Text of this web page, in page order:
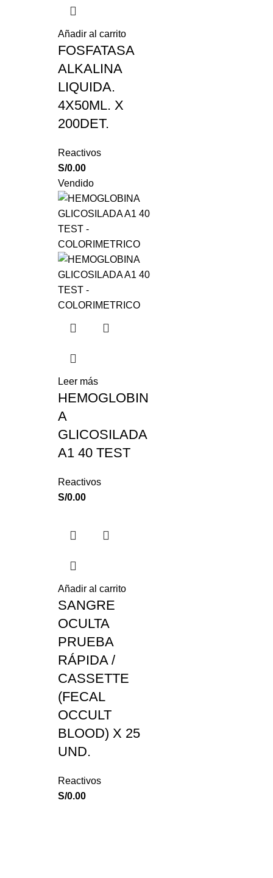
Añadir al carrito
FOSFATASA
ALKALINA
LIQUIDA.
4X50ML. X
200DET.
Reactivos
S/0.00
Vendido
Leer más
HEMOGLOBIN
A
GLICOSILADA
A1 40 TEST
Reactivos
S/0.00
Añadir al carrito
SANGRE
OCULTA
PRUEBA
RÁPIDA /
CASSETTE
(FECAL
OCCULT
BLOOD) X 25
UND.
Reactivos
S/0.00